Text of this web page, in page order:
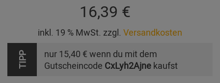
16,39 €
inkl. 19 % MwSt. zzgl. Versandkosten
TIPP nur 15,40 € wenn du mit dem
Gutscheincode CxLyh2Ajne kaufst